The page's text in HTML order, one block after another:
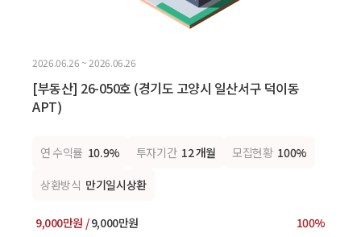
2026.06.26 ~ 2026.06.26
[부동산] 26-050호 (경기도 고양시 일산서구 덕이동
APT)
연 수익률 10.9% 투자기간 12 개월 모집현황 100%
상환방식 만기일시상환
9,000만원 /9,000만원 100%